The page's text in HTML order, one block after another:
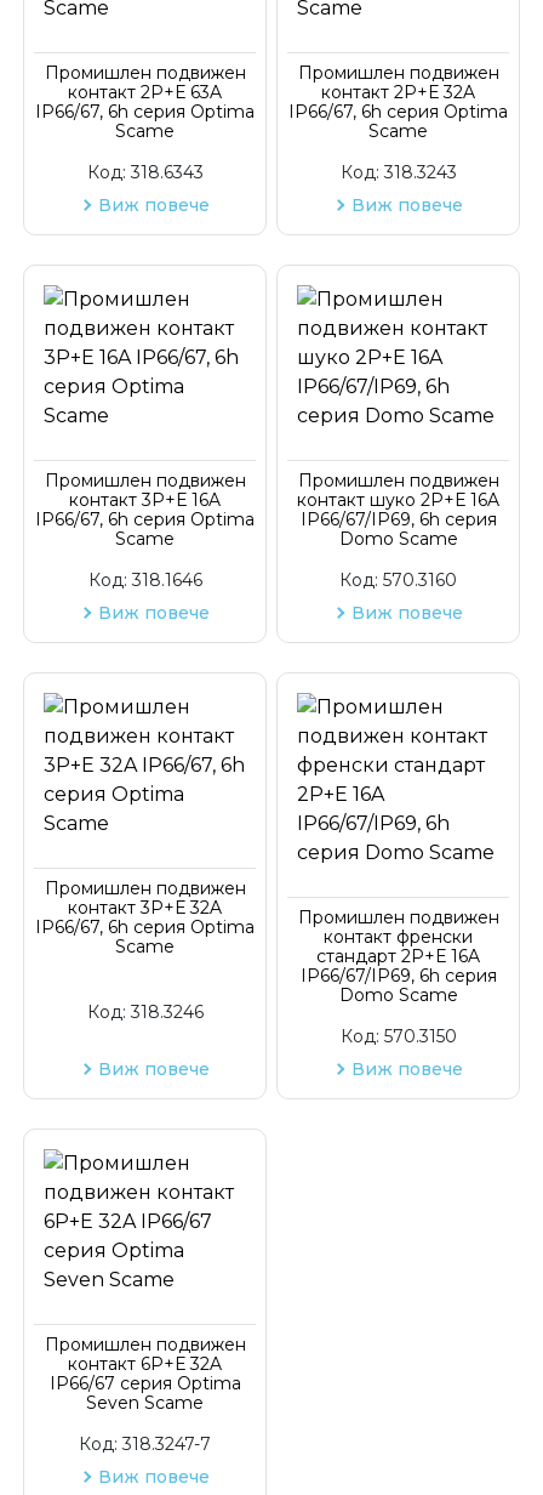
Промишлен подвижен
контакт 2P+Е 63A
IP66/67, 6h серия Optima
Scame
Код:318.6343
Виж повече
Промишлен подвижен
контакт 2P+Е 32A
IP66/67, 6h серия Optima
Scame
Код:318.3243
Виж повече
Промишлен подвижен
контакт 3P+Е 16A
IP66/67, 6h серия Optima
Scame
Код:318.1646
Виж повече
Промишлен подвижен
контакт шуко 2P+Е 16A
IP66/67/IP69, 6h серия
Domo Scame
Код: 570.3160
Виж повече
Промишлен подвижен
контакт 3P+Е 32A
IP66/67, 6h серия Optima
Scame
Код:318.3246
Виж повече
Промишлен подвижен
контакт френски
стандарт 2P+Е 16A
IP66/67/IP69, 6h серия
Domo Scame
Код: 570.3150
Виж повече
Промишлен подвижен
контакт 6P+Е 32A
IP66/67 серия Optima
Seven Scame
Код:318.3247-7
Виж повече